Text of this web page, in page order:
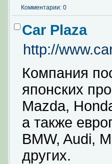
Комментарии: 0
Car Plaza
http://
Компания
японских
Mazda,
а также
BMW, Audi,
других.